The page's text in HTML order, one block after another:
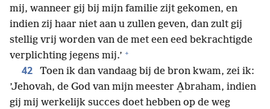
mij, wanneer gij bij mijn familie zijt gekomen, en
indien zij haar niet aan u zullen geven, dan zult gij
stellig vrij worden van de met een eed bekrachtigde
verplichting jegens mij.’ +
42
Toen ik dan vandaag bij de bron kwam, zei ik:
’Jehovah, de God van mijn meester A̱braham, indien
gij mij werkelijk succes doet hebben op de weg